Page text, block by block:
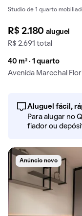
Studio de 1 quarto
R$ 2.180 aluguel
R$ 2.691 total
40 m² · 1 quarto
Avenida Marechal
Aluguel fácil,
Para alugar no
fiador ou
Anúncio novo